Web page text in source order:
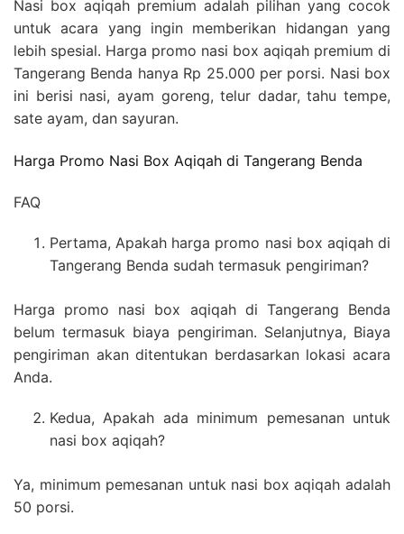
Nasi box aqiqah premium adalah pilihan yang cocok
untuk acara yang ingin memberikan hidangan yang
lebih spesial. Harga promo nasi box aqiqah premium di
Tangerang Benda hanya Rp 25.000 per porsi. Nasi box
ini berisi nasi, ayam goreng, telur dadar, tahu tempe,
sate ayam, dan sayuran.
Harga Promo Nasi Box Aqiqah di Tangerang Benda
FAQ
Pertama, Apakah harga promo nasi box aqiqah di
Tangerang Benda sudah termasuk pengiriman?
Harga promo nasi box aqiqah di Tangerang Benda
belum termasuk biaya pengiriman. Selanjutnya, Biaya
pengiriman akan ditentukan berdasarkan lokasi acara
Anda.
Kedua, Apakah ada minimum pemesanan untuk
nasi box aqiqah?
Ya, minimum pemesanan untuk nasi box aqiqah adalah
50 porsi.